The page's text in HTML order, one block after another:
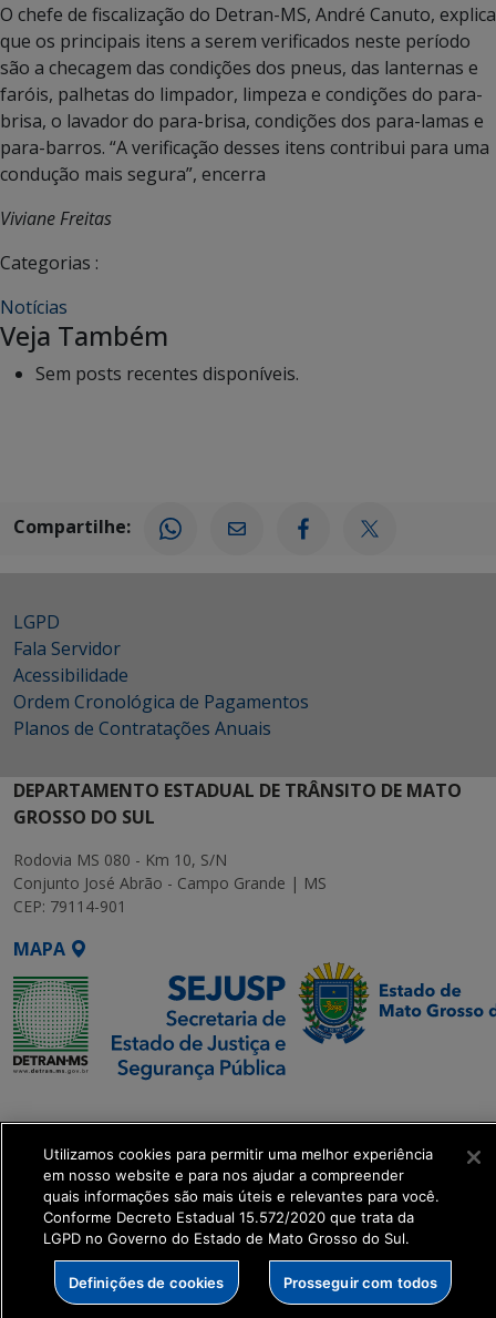
O chefe de fiscalização do Detran-MS, André Canuto, explica
que os principais itens a serem verificados neste período
são a checagem das condições dos pneus, das lanternas e
faróis, palhetas do limpador, limpeza e condições do para-
brisa, o lavador do para-brisa, condições dos para-lamas e
para-barros. “A verificação desses itens contribui para uma
condução mais segura”, encerra
Viviane Freitas
Categorias :
Notícias
Veja Também
Sem posts recentes disponíveis.
Compartilhe:
LGPD
Fala Servidor
Acessibilidade
Ordem Cronológica de Pagamentos
Planos de Contratações Anuais
DEPARTAMENTO ESTADUAL DE TRÂNSITO DE MATO
GROSSO DO SUL
Rodovia MS 080 - Km 10, S/N
Conjunto José Abrão - Campo Grande | MS
CEP: 79114-901
MAPA
Transformação Digital
get_footer();
Utilizamos cookies para permitir uma melhor experiência
em nosso website e para nos ajudar a compreender
quais informações são mais úteis e relevantes para você.
Conforme Decreto Estadual 15.572/2020 que trata da
LGPD no Governo do Estado de Mato Grosso do Sul.
Definições de cookies Prosseguir com todos